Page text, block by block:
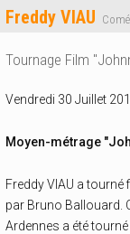
Freddy VIAU
Tournage Film
Vendredi 30 Juillet
Moyen-métrage
Freddy VIAU a
par Bruno Ballouard.
Ardennes a été